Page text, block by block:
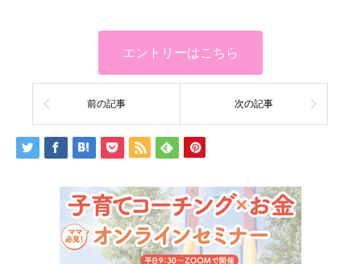
エントリーはこちら
前の記事 次の記事